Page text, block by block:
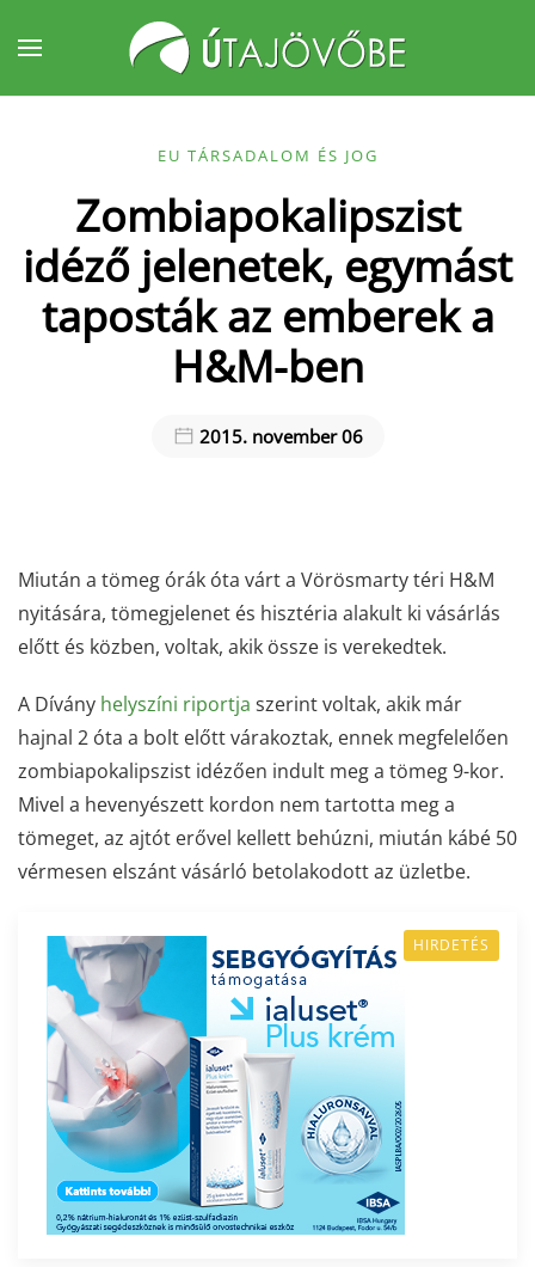
Fő tartalom átugrása
EU TÁRSADALOM ÉS JOG
Zombiapokalipszist
idéző jelenetek, egymást
taposták az emberek a
H&M-ben
2015. november 06
Miután a tömeg órák óta várt a Vörösmarty téri H&M
nyitására, tömegjelenet és hisztéria alakult ki vásárlás
előtt és közben, voltak, akik össze is verekedtek.
A Dívány helyszíni riportja szerint voltak, akik már
hajnal 2 óta a bolt előtt várakoztak, ennek megfelelően
zombiapokalipszist idézően indult meg a tömeg 9-kor.
Mivel a hevenyészett kordon nem tartotta meg a
tömeget, az ajtót erővel kellett behúzni, miután kábé 50
vérmesen elszánt vásárló betolakodott az üzletbe.
HIRDETÉS